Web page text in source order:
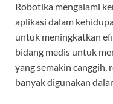
Robotika mengalami
aplikasi dalam
untuk meningkatkan
bidang medis untuk
yang semakin
banyak digunakan